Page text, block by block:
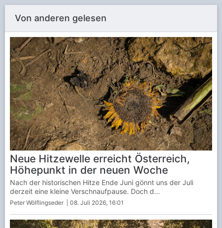
Von anderen gelesen
Neue Hitzewelle erreicht Österreich,
Höhepunkt in der neuen Woche
Peter Wölflingseder | 08. Juli 2026, 16:01
Nach der historischen Hitze Ende Juni gönnt uns der Juli
derzeit eine kleine Verschnaufpause. Doch d...